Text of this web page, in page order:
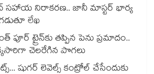
సహాయ నిరాకరణ.. జానీ మాస్టర్ భార్య
లేఖ
పూర్ ట్రైన్‎కు తప్పిన పెను ప్రమాదం..
చెలరేగిన పొగలు
షుగర్ లెవెల్స్ కంట్రోల్ చేసేందుకు